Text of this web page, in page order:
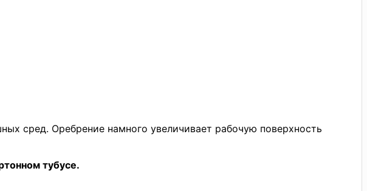
сред. Оребрение намного увеличивает рабочую поверхность
тубусе.